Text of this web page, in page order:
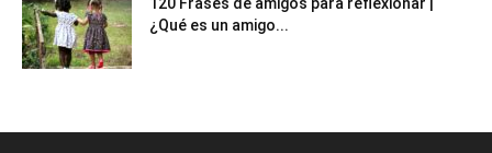
¿Qué es un amigo...